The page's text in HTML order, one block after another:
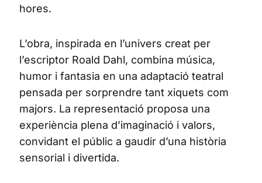
hores.
L’obra, inspirada en l’univers creat per
l’escriptor Roald Dahl, combina música,
humor i fantasia en una adaptació teatral
pensada per sorprendre tant xiquets com
majors. La representació proposa una
experiència plena d’imaginació i valors,
convidant el públic a gaudir d’una història
sensorial i divertida.